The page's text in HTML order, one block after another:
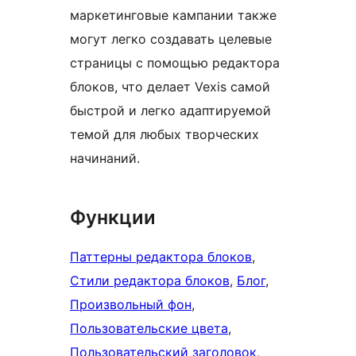
маркетинговые кампании также
могут легко создавать целевые
страницы с помощью редактора
блоков, что делает Vexis самой
быстрой и легко адаптируемой
темой для любых творческих
начинаний.
Функции
Паттерны редактора блоков
Стили редактора блоков, Блог
Произвольный фон
Пользовательские цвета
Пользовательский заголовок